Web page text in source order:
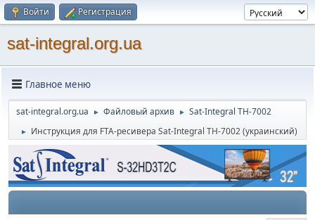
Войти Регистрация
sat-integral.org.ua
Главное меню
sat-integral.org.ua ► Файловый архив ► Sat-Integral TH-7002
► Инструкция для FTA-ресивера Sat-Integral TH-7002 (украинский)